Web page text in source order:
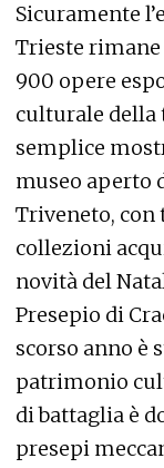
Sicuramente
Trieste
900 opere
culturale della
semplice
museo aperto
Triveneto,
collezioni
novità del
Presepio di
scorso anno è
patrimonio
di battaglia è
presepi